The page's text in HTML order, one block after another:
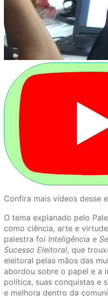
Confira mais vídeos desse
O tema explanado pelo
como ciência, arte e
palestra foi Inteligência e
Sucesso Eleitoral, que
eleitoral pelas mãos das
abordou sobre o papel e a
política, suas conquistas e
e melhora dentro da